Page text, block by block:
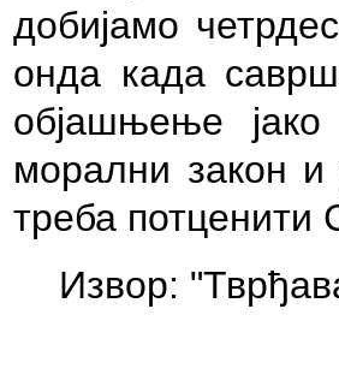
добијамо
онда када
објашњење
морални закон
треба потценити
Извор: